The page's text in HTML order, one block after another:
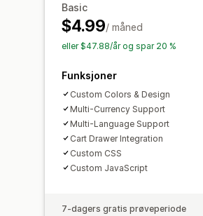
Basic
$4.99/ måned
eller $47.88/år og spar 20 %
Funksjoner
Custom Colors & Design
Multi-Currency Support
Multi-Language Support
Cart Drawer Integration
Custom CSS
Custom JavaScript
7-dagers gratis prøveperiode